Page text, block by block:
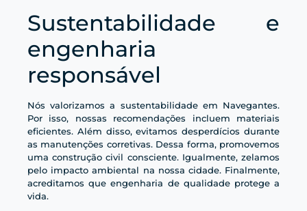
Sustentabilidade e
engenharia
responsável
Nós valorizamos a sustentabilidade em Navegantes.
Por isso, nossas recomendações incluem materiais
eficientes. Além disso, evitamos desperdícios durante
as manutenções corretivas. Dessa forma, promovemos
uma construção civil consciente. Igualmente, zelamos
pelo impacto ambiental na nossa cidade. Finalmente,
acreditamos que engenharia de qualidade protege a
vida.